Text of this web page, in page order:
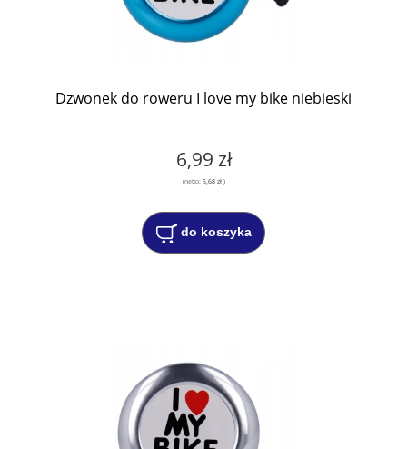
Dzwonek do roweru I love my bike niebieski
6,99 zł
(netto: 5,68 zł)
do koszyka